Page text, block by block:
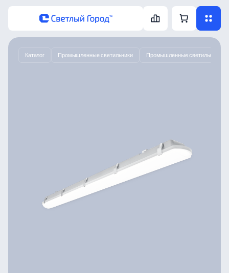
Каталог Промышленные светильники Промышленные светильники